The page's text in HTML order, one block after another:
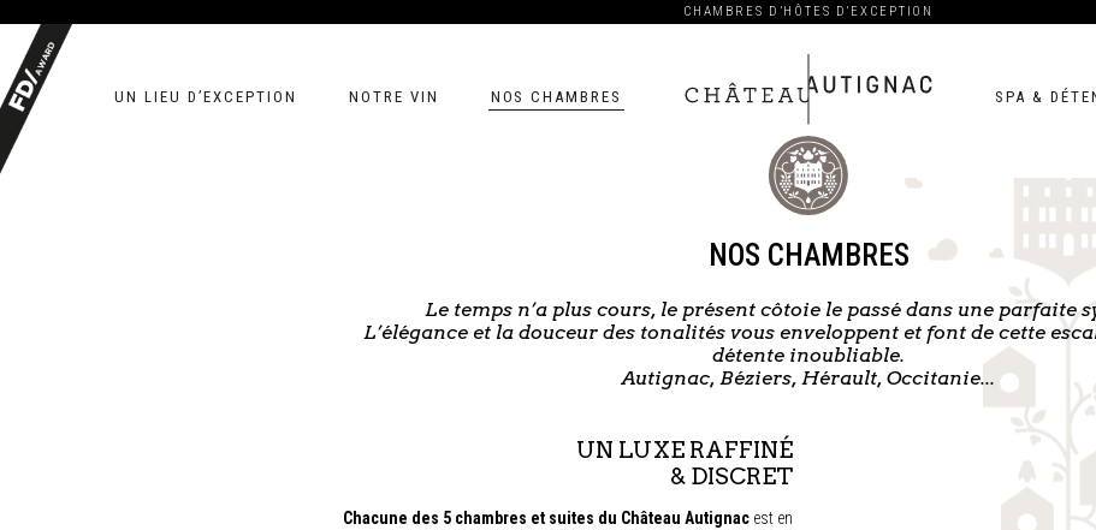
CHAMBRES D’HÔTES D’EXCEPTION
Autignac
UN LIEU D’EXCEPTION NOTRE VIN NOS CHAMBRES SPA &
NOS CHAMBRES
Le temps n’a plus cours, le présent côtoie le passé dans une parfaite
L’élégance et la douceur des tonalités vous enveloppent et font de cette
détente inoubliable.
Autignac, Béziers, Hérault, Occitanie...
UN LUXE RAFFINÉ
& DISCRET
Chacune des 5 chambres et suites du Château Autignac est en